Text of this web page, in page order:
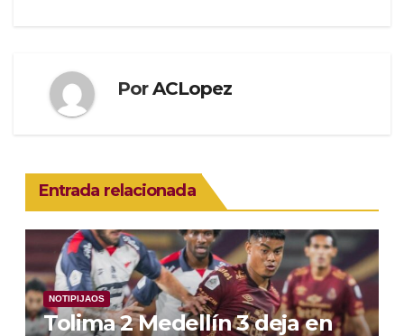
PorACLopez
Entrada relacionada
NOTIPIJAOS
Tolima 2 Medellín 3 deja en